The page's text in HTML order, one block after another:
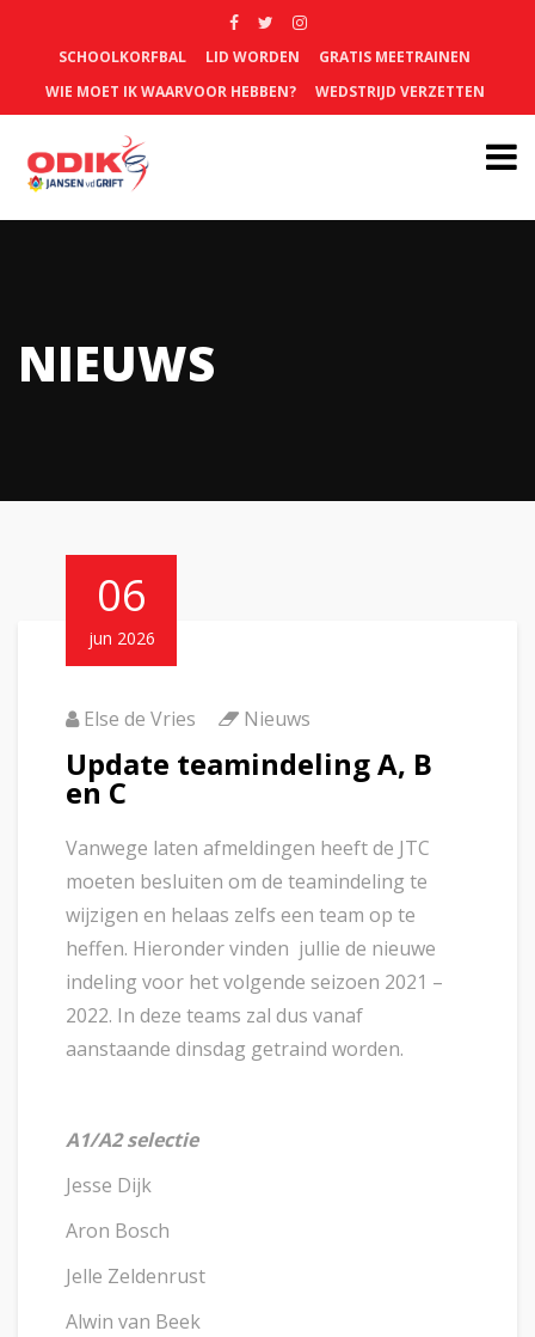
SCHOOLKORFBAL LID WORDEN
GRATIS MEETRAINEN
WIE MOET IK WAARVOOR HEBBEN?
WEDSTRIJD VERZETTEN
NIEUWS
06
jun 2026
Else de Vries Nieuws
Update teamindeling A, B
en C
Vanwege laten afmeldingen heeft de JTC
moeten besluiten om de teamindeling te
wijzigen en helaas zelfs een team op te
heffen. Hieronder vinden jullie de nieuwe
indeling voor het volgende seizoen 2021 –
2022. In deze teams zal dus vanaf
aanstaande dinsdag getraind worden.
A1/A2 selectie
Jesse Dijk
Aron Bosch
Jelle Zeldenrust
Alwin van Beek